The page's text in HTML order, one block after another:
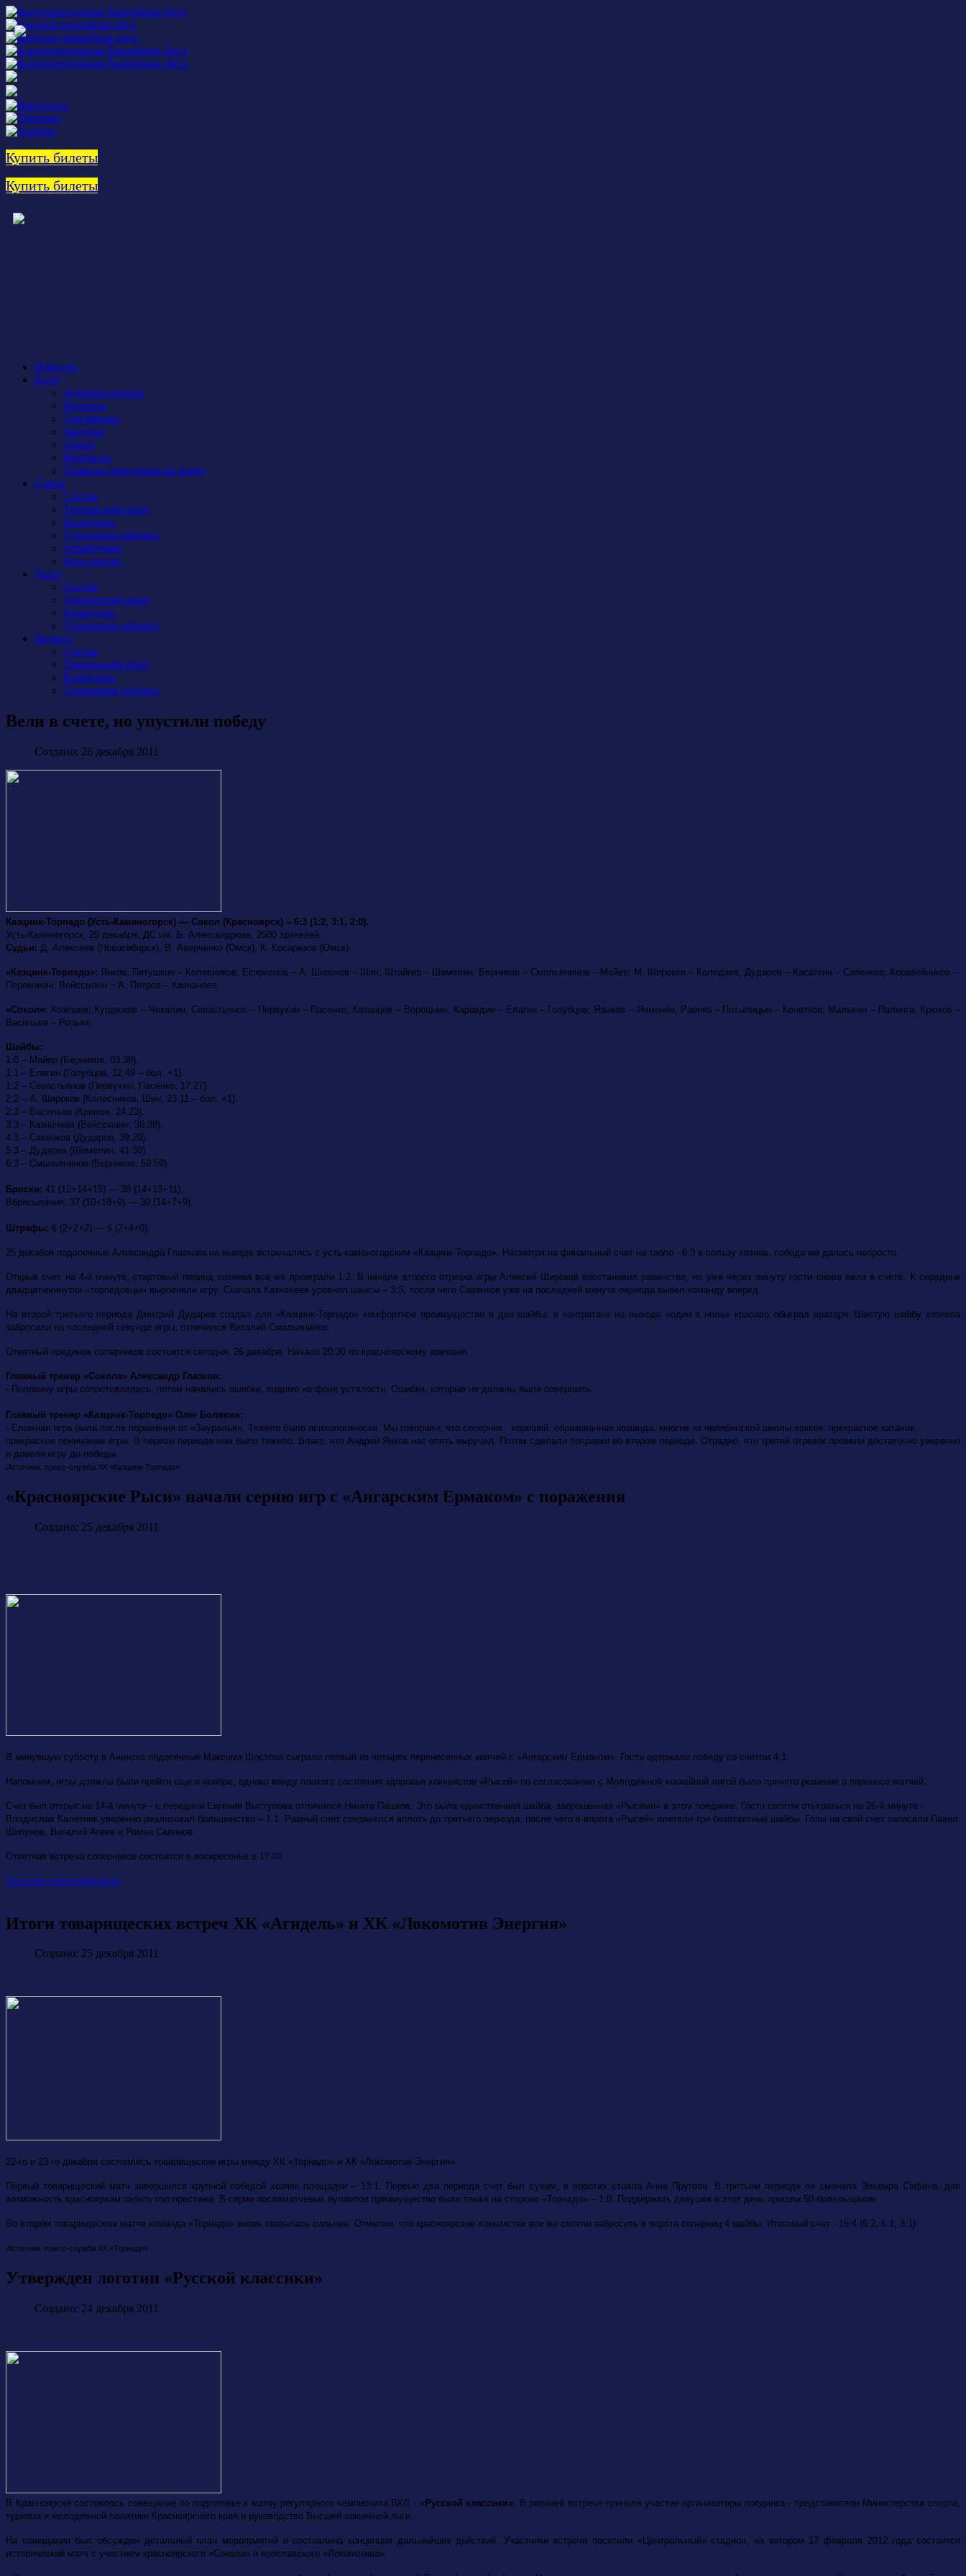
Купить билеты
Купить билеты
Новости
Клуб
Администрация
История
Документы
Закупки
Арена
Контакты
Правила поведения на арене
Сокол
Состав
Тренерский штаб
Календарь
Турнирная таблица
Атрибутика
Фан-сектор
Рыси
Состав
Тренерский штаб
Календарь
Турнирная таблица
Бирюса
Состав
Тренерский штаб
Календарь
Турнирная таблица
Вели в счете, но упустили победу
Создано: 26 декабря 2011
Казцинк-Торпедо (Усть-Каменогорск) — Сокол (Красноярск) – 6:3 (1:2, 3:1, 2:0).
Усть-Каменогорск, 25 декабря, ДС им. Б. Александрова, 2500 зрителей.
Судьи: Д. Алексеев (Новосибирск), В. Аверченко (Омск), К. Косарезов (Омск).
«Казцинк-Торпедо»: Янков; Петушкин – Колесников, Есиркенов – А. Широков – Шин; Штайгер – Шемелин, Берников – Смольянинов – Майер; М. Широков – Коледаев, Дударев – Касаткин – Савенков; Корабейников –
Перемикин, Вейссманн – А. Петров – Казначеев.
«Сокол»: Хозяшев; Курдюков – Чикалин, Севастьянов – Первухин – Пасенко; Казанцев – Ворошнин, Каравдин – Елагин – Голубцов; Языков – Ячменёв, Раенко – Потылицын – Кочетков; Малыгин – Паленга, Крюков –
Васильев – Репьях.
Шайбы:
1:0 – Майер (Берников, 03.38).
1:1 – Елагин (Голубцов, 12.49 – бол. +1).
1:2 – Севастьянов (Первухин, Пасенко, 17.27).
2:2 – А. Широков (Колесников, Шин, 23.11 – бол. +1).
2:3 – Васильев (Крюков, 24.23).
3:3 – Казначеев (Вейссманн, 36.38).
4:3 – Савенков (Дударев, 39.20).
5:3 – Дударев (Шемелин, 41.30).
6:3 – Смольянинов (Берников, 59.59).
Броски: 41 (12+14+15) — 38 (14+13+11).
Вбрасывания: 37 (10+18+9) — 30 (14+7+9).
Штрафы: 6 (2+2+2) — 6 (2+4+0).
25 декабря подопечные Александра Глазкова на выезде встречались с усть-каменогорским «Казцинк-Торпедо». Несмотря на финальный счет на табло - 6:3 в пользу хозяев, победа им далась непросто.
Открыв счет на 4-й минуте, стартовый период хозяева все же проиграли 1:2. В начале второго отрезка игры Алексей Широков восстановил равенство, но уже через минуту гости снова вели в счете. К середине
двадцатиминутки «торпедовцы» выровняли игру. Сначала Казначеев уровнял шансы – 3:3, после чего Савенков уже на последней минуте периода вывел команду вперед.
На второй третьего периода Дмитрий Дударев создал для «Казцинк-Торпедо» комфортное преимущество в две шайбы: в контратаке на выходе «один в ноль» красиво обыграл вратаря. Шестую шайбу хозяева
забросили на последней секунде игры, отличился Виталий Смольянинов.
Ответный поединок соперников состоится сегодня, 26 декабря. Начало 20:30 по красноярскому времени.
Главный тренер «Сокола» Александр Глазков:
- Половину игры сопротивлялись, потом начались ошибки, видимо на фоне усталости. Ошибки, которые не должны были совершать.
Главный тренер «Казцинк-Торпедо» Олег Болякин:
- Сложная игра была после поражения от «Зауралья». Тяжело было психологически. Мы говорили, что соперник хороший, образованная команда, многие из челябинской школы хоккея: прекрасное катание,
прекрасное понимание игры. В первом периоде нам было тяжело. Благо, что Андрей Янков нас опять выручил. Потом сделали поправки во втором периоде. Отрадно, что третий отрезок провели достаточно уверенно
и довели игру до победы.
Источник: пресс-служба ХК «Казцинк-Торпедо».
«Красноярские Рыси» начали серию игр с «Ангарским Ермаком» с поражения
Создано: 25 декабря 2011
В минувшую субботу в Ачинске подопечные Максима Шостова сыграли первый из четырех перенесенных матчей с «Ангарским Ермаком». Гости одержали победу со счетом 4:1.
Напомним, игры должны были пройти еще в ноябре, однако ввиду плохого состояния здоровья хоккеистов «Рысей» по согласованию с Молодежной хоккейной лигой было принято решение о переносе матчей.
Счет был открыт на 14-й минуте - с передачи Евгения Выступова отличился Никита Пашков. Это была единственная шайба, заброшенная «Рысями» в этом поединке. Гости смогли отыграться на 26-й минуте -
Владислав Калетник уверенно реализовал большинство – 1:1. Равный счет сохранялся вплоть до третьего периода, после чего в ворота «Рысей» влетели три безответные шайбы. Голы на свой счет записали Павел
Шипунов, Виталий Агеев и Роман Савинов.
Ответная встреча соперников состоится в воскресенье в 1 7.00.
Текстовая трансляция матча
Итоги товарищеских встреч ХК «Агидель» и ХК «Локомотив Энергия»
Создано: 25 декабря 2011
22-го и 23-го декабря состоялись товарищеские игры между ХК «Торнадо» и ХК «Локомотив-Энергия».
Первый товарищеский матч завершился крупной победой хозяек площадки – 13:1. Первые два периода счет был сухим, в воротах стояла Анна Пругова. В третьем периоде ее сменила Эльвира Сафина, дав
возможность краснояркам забить гол престижа. В серии послематчевых буллитов преимущество было также на стороне «Торнадо» – 1:0. Поддержать девушек в этот день пришли 50 болельщиков.
Во втором товарищеском матче команда «Торнадо» вновь оказалась сильнее. Отметим, что красноярские хоккеистки все же смогли забросить в ворота соперниц 4 шайбы. Итоговый счет - 15:4 (6:2, 6:1, 3:1).
Источник: пресс-служба ХК «Торнадо»
Утвержден логотип «Русской классики»
Создано: 24 декабря 2011
В Красноярске состоялось совещание по подготовке к матчу регулярного чемпионата ВХЛ - «Русской классики». В рабочей встрече приняли участие организаторы поединка - представители Министерства спорта,
туризма и молодежной политики Красноярского края и руководство Высшей хоккейной лиги.
На совещании был обсужден детальный план мероприятий и составлена концепция дальнейших действий. Участники встречи посетили «Центральный» стадион, на котором 17 февраля 2012 года состоится
исторический матч с участием красноярского «Сокола» и ярославского «Локомотива».